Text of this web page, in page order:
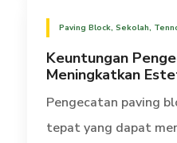
Paving Block, Sekolah,
Keuntungan
Meningkatkan
Pengecatan paving
tepat yang dapat